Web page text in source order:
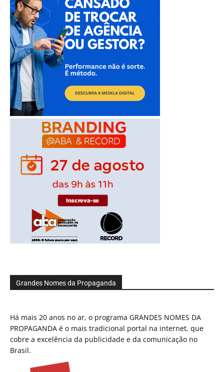
Grandes Nomes da Propaganda
Há mais 20 anos no ar, o programa GRANDES NOMES DA
PROPAGANDA é o mais tradicional portal na internet, que
cobre a excelência da publicidade e da comunicação no
Brasil.